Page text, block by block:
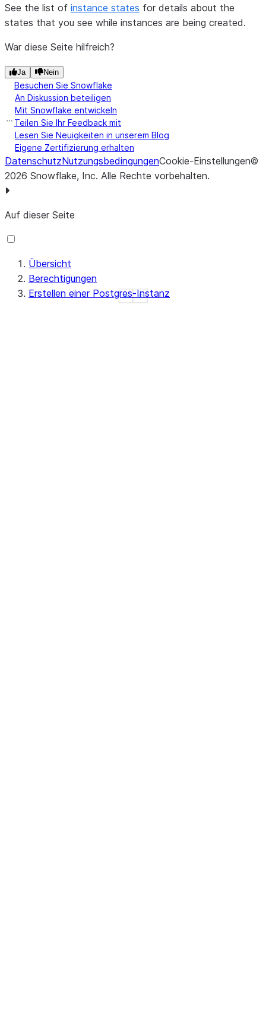
Show less
See more
See the list of instance states for details about the
states that you see while instances are being created.
War diese Seite hilfreich?
Ja Nein
Besuchen Sie Snowflake
An Diskussion beteiligen
Mit Snowflake entwickeln
Teilen Sie Ihr Feedback mit
Lesen Sie Neuigkeiten in unserem Blog
Eigene Zertifizierung erhalten
DatenschutzNutzungsbedingungenCookie-Einstellungen©
2026 Snowflake, Inc. Alle Rechte vorbehalten.
Auf dieser Seite
Übersicht
Berechtigungen
Erstellen einer Postgres-Instanz